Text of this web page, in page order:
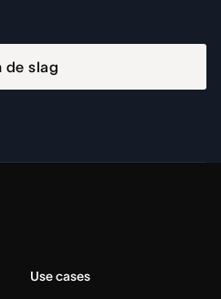
de slag
Use cases